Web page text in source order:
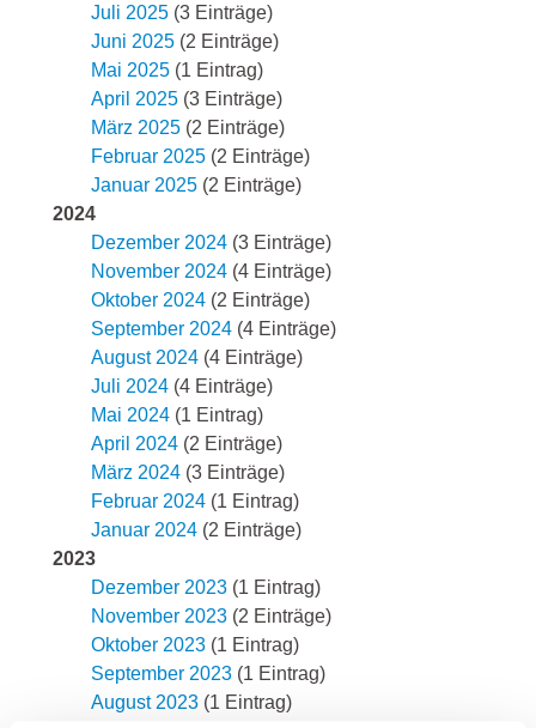
Juli 2025 (3 Einträge)
Juni 2025 (2 Einträge)
Mai 2025 (1 Eintrag)
April 2025 (3 Einträge)
März 2025 (2 Einträge)
Februar 2025 (2 Einträge)
Januar 2025 (2 Einträge)
2024
Dezember 2024 (3 Einträge)
November 2024 (4 Einträge)
Oktober 2024 (2 Einträge)
September 2024 (4 Einträge)
August 2024 (4 Einträge)
Juli 2024 (4 Einträge)
Mai 2024 (1 Eintrag)
April 2024 (2 Einträge)
März 2024 (3 Einträge)
Februar 2024 (1 Eintrag)
Januar 2024 (2 Einträge)
2023
Dezember 2023 (1 Eintrag)
November 2023 (2 Einträge)
Oktober 2023 (1 Eintrag)
September 2023 (1 Eintrag)
August 2023 (1 Eintrag)